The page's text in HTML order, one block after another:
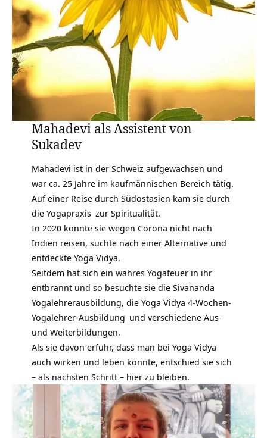
Mahadevi als Assistent von
Sukadev
Mahadevi ist in der Schweiz aufgewachsen und
war ca. 25 Jahre im kaufmännischen Bereich tätig.
Auf einer Reise durch Südostasien kam sie durch
die Yogapraxis zur Spiritualität.
In 2020 konnte sie wegen Corona nicht nach
Indien reisen, suchte nach einer Alternative und
entdeckte Yoga Vidya.
Seitdem hat sich ein wahres Yogafeuer in ihr
entbrannt und so besuchte sie die Sivananda
Yogalehrerausbildung, die Yoga Vidya 4-Wochen-
Yogalehrer-Ausbildung und verschiedene Aus-
und Weiterbildungen.
Als sie davon erfuhr, dass man bei Yoga Vidya
auch wirken und leben konnte, entschied sie sich
– als nächsten Schritt – hier zu bleiben.